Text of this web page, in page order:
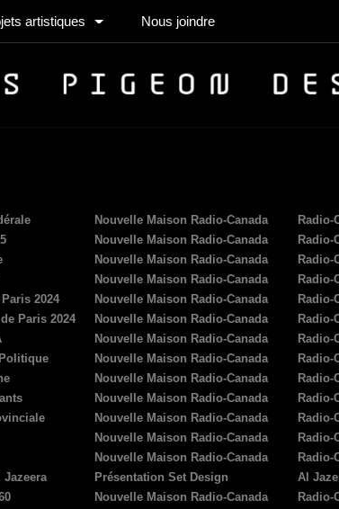
artistiques Nous joindre
Nouvelle Maison Radio-Canada Radio-
Nouvelle Maison Radio-Canada Radio-
Nouvelle Maison Radio-Canada Radio-
Nouvelle Maison Radio-Canada Radio-
2024
Nouvelle Maison Radio-Canada Radio-
Paris 2024
Nouvelle Maison Radio-Canada Radio-
Nouvelle Maison Radio-Canada Radio-
Nouvelle Maison Radio-Canada Radio-
Nouvelle Maison Radio-Canada Radio-
Nouvelle Maison Radio-Canada Radio-
Nouvelle Maison Radio-Canada Radio-
Nouvelle Maison Radio-Canada Radio-
Nouvelle Maison Radio-Canada Radio-
Présentation Set Design Al
Nouvelle Maison Radio-Canada Radio-